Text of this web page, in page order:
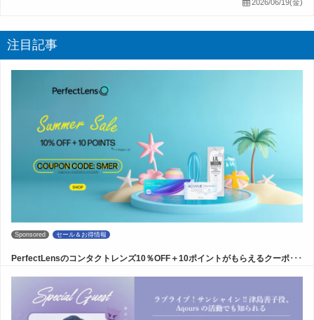
2026/06/19(金)
注目記事
Sponsored セール＆お得情報
PerfectLensのコンタクトレンズ10％OFF＋10ポイントがもらえるクーポ･･･